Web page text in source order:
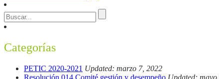
Categorías
PETIC 2020-2021 Updated: marzo 7, 2022
Resolución 014 Comité gestión y desempeño Updated: mayo